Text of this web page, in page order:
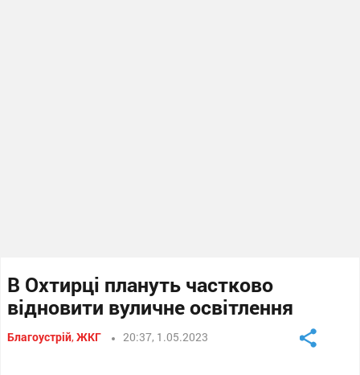
В Охтирці плануть частково
відновити вуличне освітлення
Благоустрій,ЖКГ 20:37, 1.05.2023